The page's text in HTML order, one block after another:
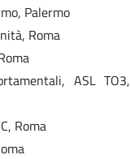
Palermo
Roma
ASL TO3,
Roma